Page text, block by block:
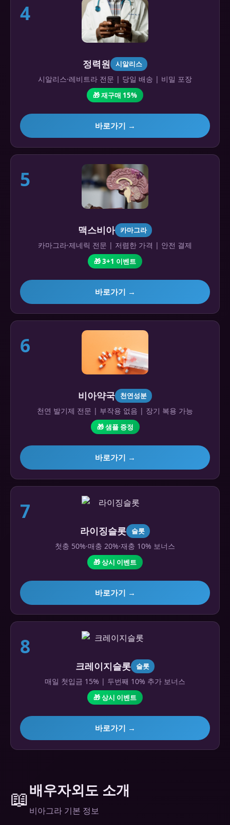
4
정력원 시알리스
시알리스·레비트라 전문 | 당일 배송 | 비밀 포장
🎁 재구매 15%
바로가기 →
5
맥스비아 카마그라
카마그라·제네릭 전문 | 저렴한 가격 | 안전 결제
🎁 3+1 이벤트
바로가기 →
6
비아약국 천연성분
천연 발기제 전문 | 부작용 없음 | 장기 복용 가능
🎁 샘플 증정
바로가기 →
7
라이징슬롯 슬롯
첫충 50%·매충 20%·재충 10% 보너스
🎁 상시 이벤트
바로가기 →
8
크레이지슬롯 슬롯
매일 첫입금 15% | 두번째 10% 추가 보너스
🎁 상시 이벤트
바로가기 →
📖배우자외도 소개
비아그라 기본 정보